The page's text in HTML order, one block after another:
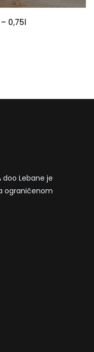
0,75l
doo Lebane je
ograničenom